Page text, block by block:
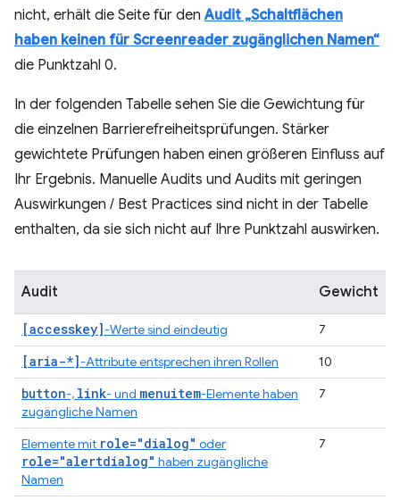
nicht, erhält die Seite für denAudit „Schaltflächen
haben keinen für Screenreader zugänglichen Namen“
die Punktzahl 0.
In der folgenden Tabelle sehen Sie die Gewichtung für
die einzelnen Barrierefreiheitsprüfungen. Stärker
gewichtete Prüfungen haben einen größeren Einfluss auf
Ihr Ergebnis. Manuelle Audits und Audits mit geringen
Auswirkungen / Best Practices sind nicht in der Tabelle
enthalten, da sie sich nicht auf Ihre Punktzahl auswirken.
Audit Gewicht
[accesskey]-Werte sind eindeutig 7
[aria-*]-Attribute entsprechen ihren Rollen 10
button-, link- und menuitem-Elemente haben
zugängliche Namen
7
Elemente mit role="dialog" oder
role="alertdialog" haben zugängliche
Namen
7